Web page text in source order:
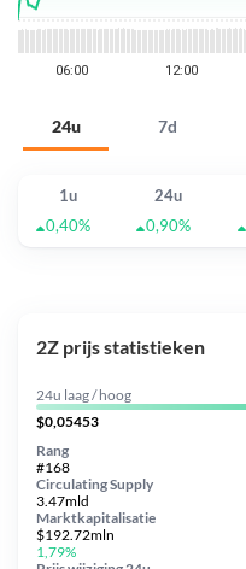
24u 7d
1u 24u
0,40%
0,90%
2Z prijs statistieken
24u laag / hoog
$0,05453
Circulating Supply
3.47mld
Marktkapitalisatie
$192.72mln
1,79%
Rang
#168